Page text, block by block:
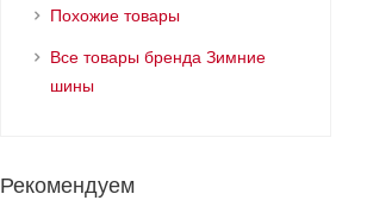
Похожие товары
Все товары бренда Зимние
шины
Рекомендуем